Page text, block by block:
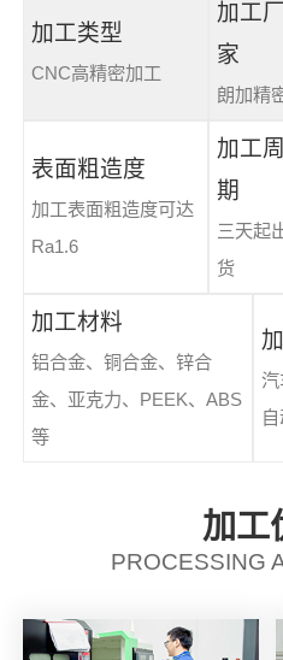
加工类型
CNC高精密加工
加工厂
家
朗加精
表面粗造度
加工表面粗造度可达
Ra1.6
加工周
期
三天起
货
加工材料
铝合金、铜合金、锌合
金、亚克力、PEEK、ABS
等
汽
加工
PROCESSING